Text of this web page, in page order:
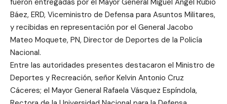
fueron entregadas por el Mayor General Miguel Ángel Rubio
Báez, ERD, Viceministro de Defensa para Asuntos Militares,
y recibidas en representación por el General Jacobo
Mateo Moquete, PN, Director de Deportes de la Policía
Nacional.
Entre las autoridades presentes destacaron el Ministro de
Deportes y Recreación, señor Kelvin Antonio Cruz
Cáceres; el Mayor General Rafaela Vásquez Espíndola,